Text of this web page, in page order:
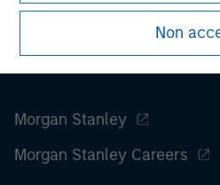
Non
Morgan Stanley
Morgan Stanley Careers